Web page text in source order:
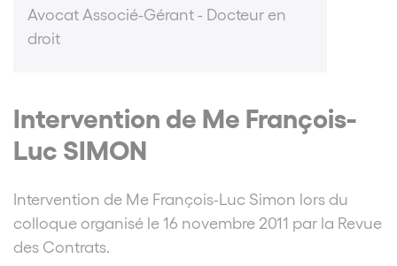
Avocat Associé-Gérant - Docteur en
droit
Intervention de Me François-
Luc SIMON
Intervention de Me François-Luc Simon lors du
colloque organisé le 16 novembre 2011 par la Revue
des Contrats.